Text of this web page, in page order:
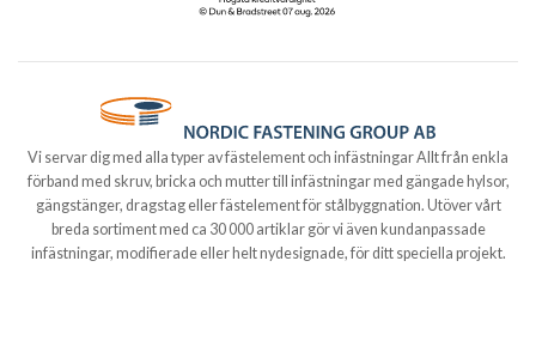
Vi servar dig med alla typer av fästelement och infästningar Allt från enkla
förband med skruv, bricka och mutter till infästningar med gängade hylsor,
gängstänger, dragstag eller fästelement för stålbyggnation. Utöver vårt
breda sortiment med ca 30 000 artiklar gör vi även kundanpassade
infästningar, modifierade eller helt nydesignade, för ditt speciella projekt.